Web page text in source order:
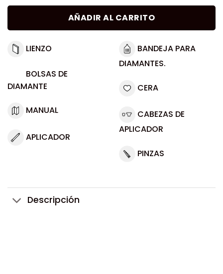
AÑADIR AL CARRITO
LIENZO
BOLSAS DE
DIAMANTE
MANUAL
APLICADOR
BANDEJA PARA
DIAMANTES.
CERA
CABEZAS DE
APLICADOR
PINZAS
Descripción